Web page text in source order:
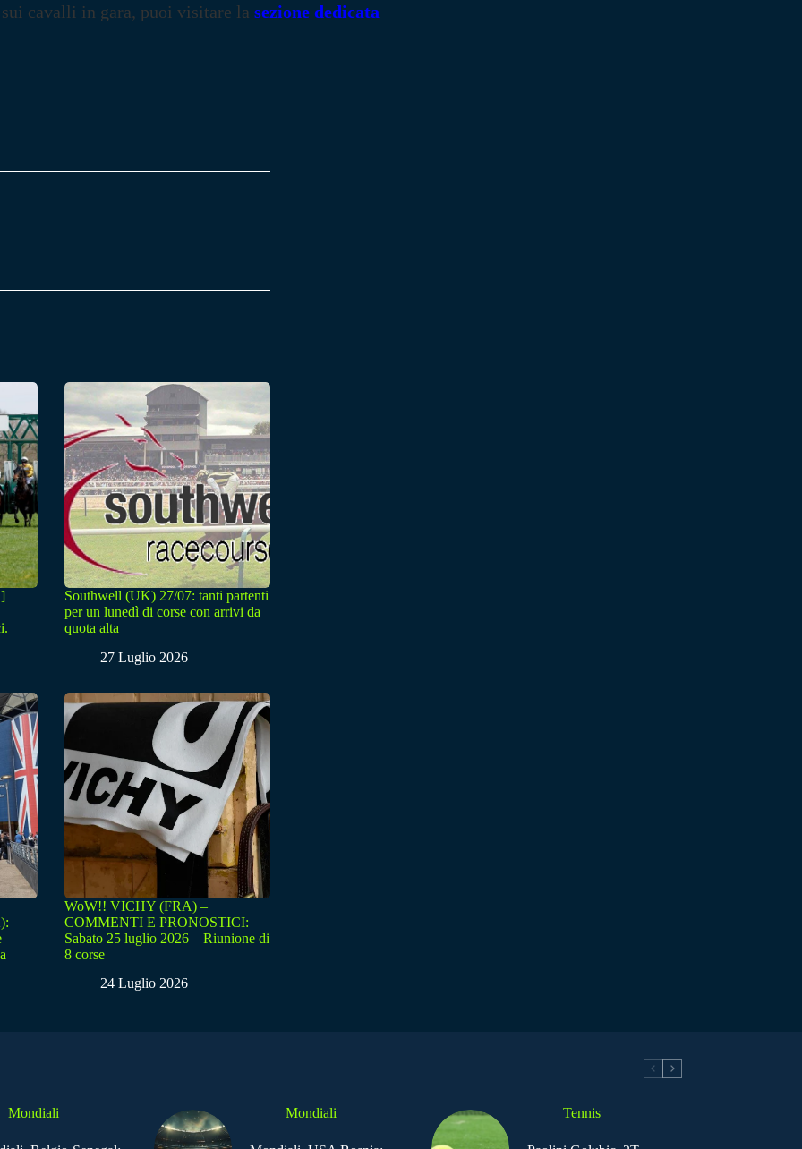
sui cavalli in gara, puoi visitare la sezione dedicata
Southwell (UK) 27/07: tanti partenti
per un lunedì di corse con arrivi da
quota alta
27 Luglio 2026
WoW!! VICHY (FRA) –
COMMENTI E PRONOSTICI:
Sabato 25 luglio 2026 – Riunione di
8 corse
24 Luglio 2026
Mondiali Mondiali Tennis